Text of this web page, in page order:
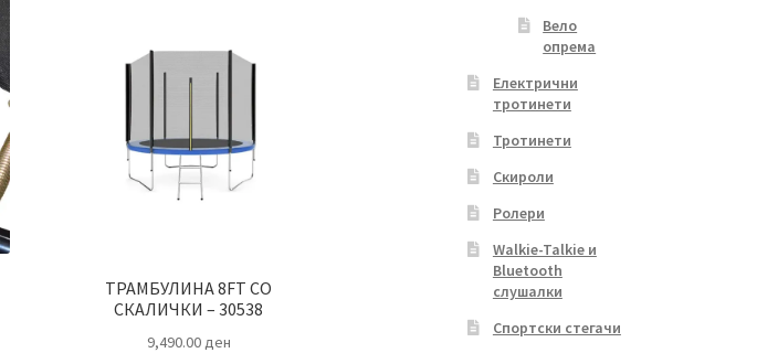
ТРАМБУЛИНА 8FT СО
СКАЛИЧКИ – 30538
9,490.00ден
Вело
опрема
Електрични
тротинети
Тротинети
Скироли
Ролери
Walkie-Talkie и
Bluetooth
слушалки
Спортски стегачи